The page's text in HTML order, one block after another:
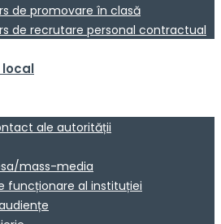
de promovare în clasă
de recrutare personal contractual
local
ale autorității
mass-media
funcționare al instituției